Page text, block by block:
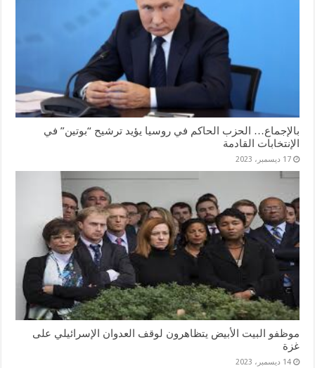
بالإجماع… الحزب الحاكم في روسيا يؤيد ترشيح “بوتين” في
الإنتخابات القادمة
17 ديسمبر، 2023
موظفو البيت الأبيض يتظاهرون لوقف العدوان الإسرائيلي على
غزة
14 ديسمبر، 2023